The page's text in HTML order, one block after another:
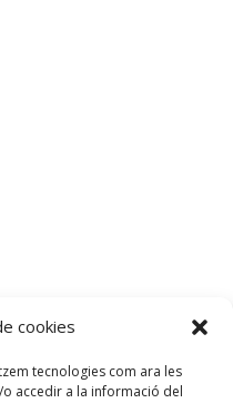
cookies
tecnologies com ara les
accedir a la informació del